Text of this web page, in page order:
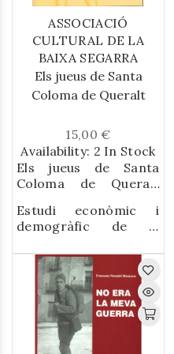
ASSOCIACIÓ
CULTURAL DE LA
BAIXA SEGARRA
Els jueus de Santa
Coloma de Queralt
15,00 €
Availability: 2 In Stock
Els jueus de Santa
Coloma de Queralt
Estudi econòmic i
demogràfic de la
Santa Coloma de
Queralt a la fi del segle
XIII .